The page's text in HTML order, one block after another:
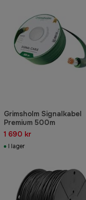
Grimsholm Signalkabel
Premium 500m
1 690 kr
I lager